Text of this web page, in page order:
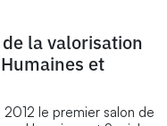
la valorisation
et
2012 le premier salon de